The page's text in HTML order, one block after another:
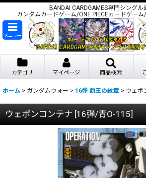
BANDAI CARDGAMES専門シングル
ガンダムカードゲーム/ONE PIECEカードゲー
メニュー
カテゴリ マイページ 商品検索
ホーム > ガンダムウォー > 16弾 覇王の紋章 > ウェポ
ウェポンコンテナ [16弾/青O-115]